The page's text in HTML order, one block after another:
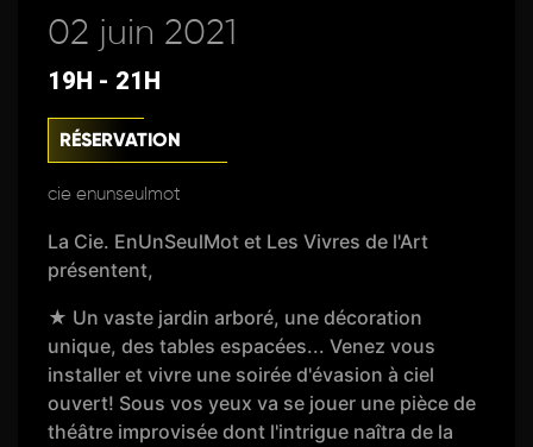
02 juin 2021
19H - 21H
RÉSERVATION
cie enunseulmot
La Cie. EnUnSeulMot et Les Vivres de l'Art
présentent,
★ Un vaste jardin arboré, une décoration
unique, des tables espacées... Venez vous
installer et vivre une soirée d'évasion à ciel
ouvert! Sous vos yeux va se jouer une pièce de
théâtre improvisée dont l'intrigue naîtra de la